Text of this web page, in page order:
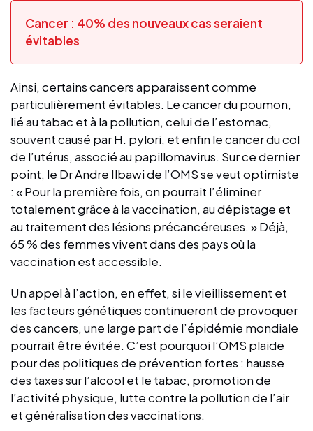
Cancer : 40% des nouveaux cas seraient
évitables
Ainsi, certains cancers apparaissent comme
particulièrement évitables. Le cancer du poumon,
lié au tabac et à la pollution, celui de l’estomac,
souvent causé par H. pylori, et enfin le cancer du col
de l’utérus, associé au papillomavirus. Sur ce dernier
point, le Dr Andre Ilbawi de l’OMS se veut optimiste
: « Pour la première fois, on pourrait l’éliminer
totalement grâce à la vaccination, au dépistage et
au traitement des lésions précancéreuses. » Déjà,
65 % des femmes vivent dans des pays où la
vaccination est accessible.
Un appel à l’action, en effet, si le vieillissement et
les facteurs génétiques continueront de provoquer
des cancers, une large part de l’épidémie mondiale
pourrait être évitée. C’est pourquoi l’OMS plaide
pour des politiques de prévention fortes : hausse
des taxes sur l’alcool et le tabac, promotion de
l’activité physique, lutte contre la pollution de l’air
et généralisation des vaccinations.